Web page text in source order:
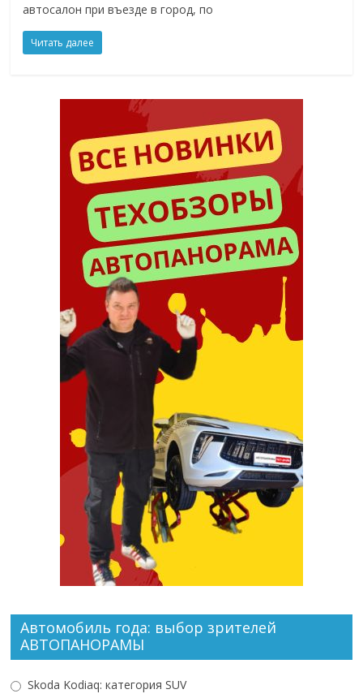
автосалон при въезде в город, по
Читать далее
Автомобиль года: выбор зрителей
АВТОПАНОРАМЫ
Skoda Kodiaq: категория SUV